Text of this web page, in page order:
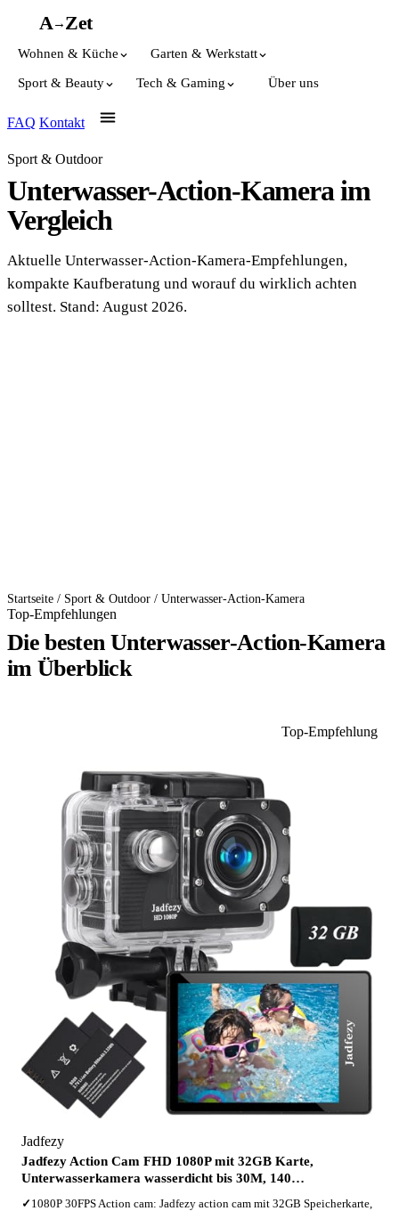
A→Zet
Wohnen & Küche Garten & Werkstatt
Sport & Beauty Tech & Gaming Über uns
FAQ Kontakt
Sport & Outdoor
Unterwasser-Action-Kamera im
Vergleich
Aktuelle Unterwasser-Action-Kamera-Empfehlungen,
kompakte Kaufberatung und worauf du wirklich achten
solltest. Stand: August 2026.
Startseite / Sport & Outdoor / Unterwasser-Action-Kamera
Top-Empfehlungen
Die besten Unterwasser-Action-Kamera
im Überblick
Top-Empfehlung
Jadfezy
Jadfezy Action Cam FHD 1080P mit 32GB Karte,
Unterwasserkamera wasserdicht bis 30M, 140…
✓ 1080P 30FPS Action cam: Jadfezy action cam mit 32GB Speicherkarte,